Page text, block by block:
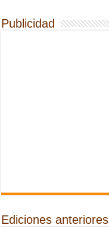
Publicidad
Ediciones anteriores